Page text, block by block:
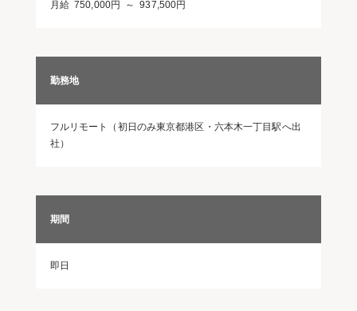
月給 750,000円 ～ 937,500円
勤務地
フルリモート（初日のみ東京都港区・六本木一丁目駅へ出
社）
期間
即日